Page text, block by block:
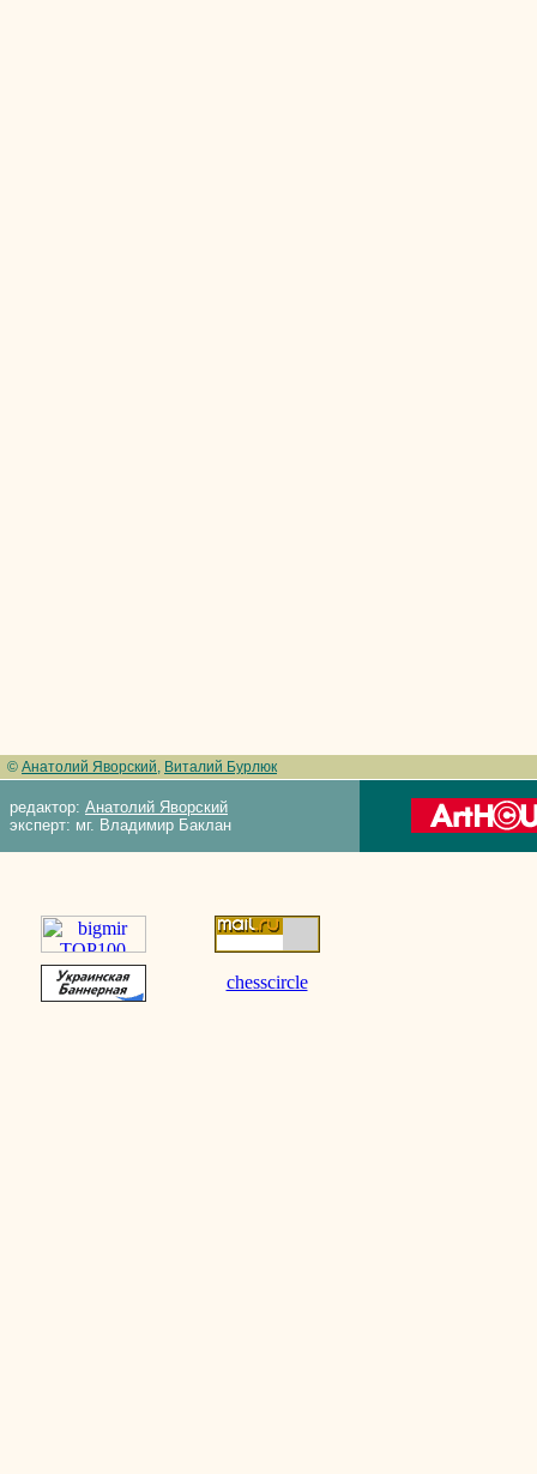
© Анатолий Яворский, Виталий Бурлюк
редактор: Анатолий Яворский
эксперт: мг. Владимир Баклан
chesscircle